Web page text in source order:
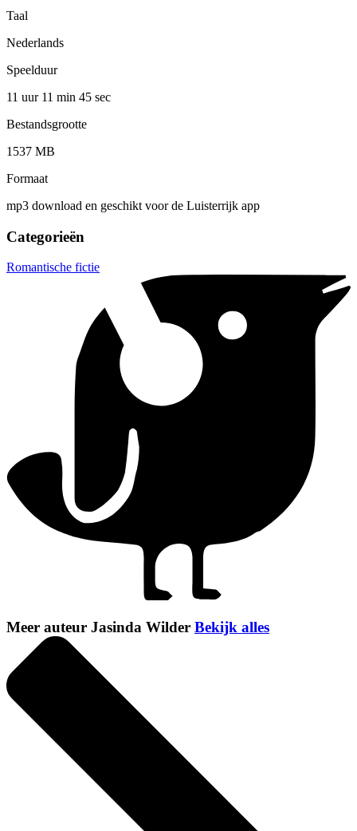
Taal
Nederlands
Speelduur
11 uur 11 min 45 sec
Bestandsgrootte
1537 MB
Formaat
mp3 download en geschikt voor de Luisterrijk app
Categorieën
Romantische fictie
Meer auteur Jasinda Wilder Bekijk alles